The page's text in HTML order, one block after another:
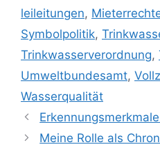
leileitungen,
Symbolpolitik,
Trinkwasserverordnung,
Umweltbundesamt,
Wasserqualität
Meine Rolle als